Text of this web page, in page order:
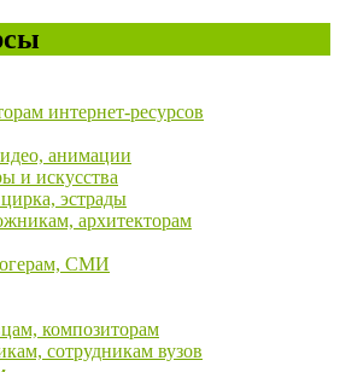
интернет-ресурсов
анимации
и искусства
эстрады
архитекторам
СМИ
композиторам
сотрудникам вузов